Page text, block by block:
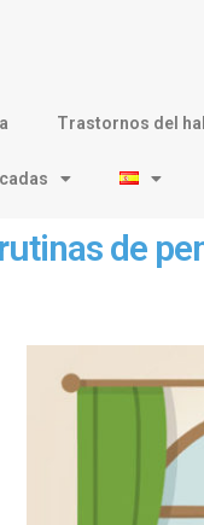
Trastornos del
de